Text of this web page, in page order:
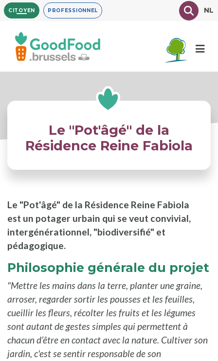
Aller
au
contenu
principal
CITOYEN PROFESSIONNEL TexteNL
Le "Pot'âgé" de la
Résidence Reine Fabiola
Le "Pot'âgé" de la Résidence Reine Fabiola
est un potager urbain qui se veut convivial,
intergénérationnel, "biodiversifié" et
pédagogique.
Philosophie générale du projet
"Mettre les mains dans la terre, planter une graine,
arroser, regarder sortir les pousses et les feuilles,
cueillir les fleurs, récolter les fruits et les légumes
sont autant de gestes simples qui permettent à
chacun d’être en contact avec la nature. Cultiver son
jardin, c'est se sentir responsable de son